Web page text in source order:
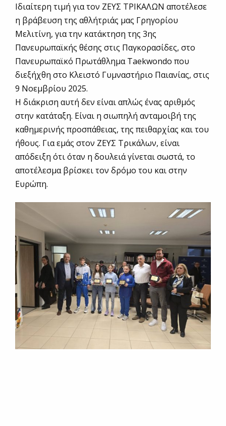
Ιδιαίτερη τιμή για τον ΖΕΥΣ ΤΡΙΚΑΛΩΝ αποτέλεσε
η βράβευση της αθλήτριάς μας Γρηγορίου
Μελιτίνη, για την κατάκτηση της 3ης
Πανευρωπαϊκής θέσης στις Παγκορασίδες, στο
Πανευρωπαϊκό Πρωτάθλημα Taekwondo που
διεξήχθη στο Κλειστό Γυμναστήριο Παιανίας, στις
9 Νοεμβρίου 2025.
Η διάκριση αυτή δεν είναι απλώς ένας αριθμός
στην κατάταξη. Είναι η σιωπηλή ανταμοιβή της
καθημερινής προσπάθειας, της πειθαρχίας και του
ήθους. Για εμάς στον ΖΕΥΣ Τρικάλων, είναι
απόδειξη ότι όταν η δουλειά γίνεται σωστά, το
αποτέλεσμα βρίσκει τον δρόμο του και στην
Ευρώπη.